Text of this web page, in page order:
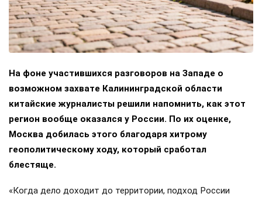
На фоне участившихся разговоров на Западе о
возможном захвате Калининградской области
китайские журналисты решили напомнить, как этот
регион вообще оказался у России. По их оценке,
Москва добилась этого благодаря хитрому
геополитическому ходу, который сработал
блестяще.
«Когда дело доходит до территории, подход России